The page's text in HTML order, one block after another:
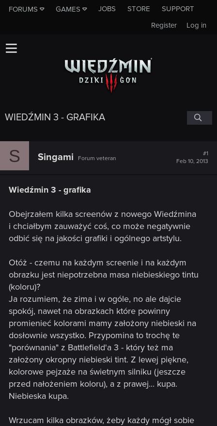
FORUMS GAMES JOBS STORE
SUPPORT
Log in
Register
WIEDŹMIN 3 - GRAFIKA
S Singami Forum veteran
#1
Feb 10, 2013
Wiedźmin 3 - grafika
Obejrzałem kilka screenów z nowego Wiedźmina
i chciałbym zauważyć coś, co może negatywnie
odbić się na jakości grafiki i ogólnego artstylu.
Otóż - czemu na każdym screenie i na każdym
obrazku jest niepotrzebna masa niebieskiego tintu
(koloru)?
Ja rozumiem, że zima i w ogóle, no ale dajcie
spokój, nawet na obrazkach które powinny
promienieć kolorami mamy założony niebieski na
dosłownie wszystko. Przypomina to trochę te
"porównania" z Battlefield'a 3 - który też ma
założony okropny niebieski tint. Z lewej piękne,
kolorowe pejzaże na świetnym silniku (jeszcze
przed nałożeniem koloru), a z prawej... kupa.
Niebieska kupa.
Wrzucam kilka obrazków, żeby każdy mógł sobie